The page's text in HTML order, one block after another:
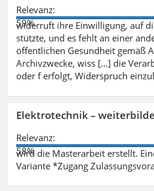
Relevanz:
59%
widerruft ihre Einwilligung, auf
stützte, und es fehlt an einer
öffentlichen Gesundheit gemäß
Archivzwecke, wiss [...] die
oder f erfolgt, Widerspruch
Elektrotechnik –
Relevanz:
58%
wird die Masterarbeit erstellt.
Variante *Zugang